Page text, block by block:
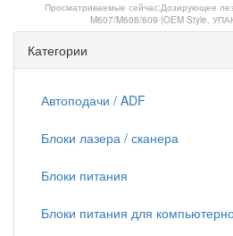
Просматриваемые сейчас:Дозирующее
M607/M608/609 (OEM Style,
Категории
Автоподачи / ADF
Блоки лазера / сканера
Блоки питания
Блоки питания для